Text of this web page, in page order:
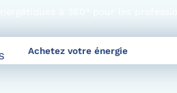
Achetez votre énergie